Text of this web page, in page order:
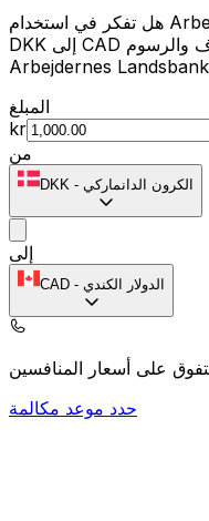
هل تفكر في استخدام Arbejdernes Landsbank للتحويل من
DKK إلى CAD ؟ قارن بين أسعار الصرف والرسوم
المبلغ
kr
من
DKK - الكرون الدانماركي
إلى
CAD - الدولار الكندي
حدد موعد مكالمة